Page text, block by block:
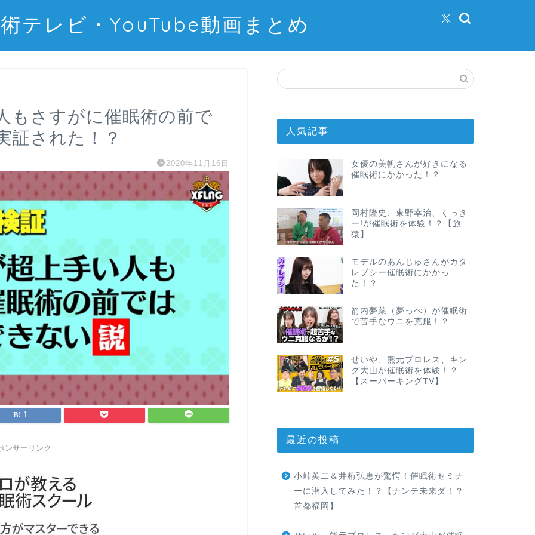
テレビ・YouTube動画まとめ
もさすがに催眠術の前で
証された！？
2020年11月16日
1
ンサーリンク
人気記事
女優の美帆さんが好きになる
催眠術にかかった！？
岡村隆史、東野幸治、くっき
ー!が催眠術を体験！？【旅
猿】
モデルのあんじゅさんがカタ
レプシー催眠術にかかっ
た！？
箭内夢菜（夢っぺ）が催眠術
で苦手なウニを克服！？
せいや、熊元プロレス、キン
グ大山が催眠術を体験！？
【スーパーキングTV】
最近の投稿
小峠英二＆井桁弘恵が驚愕！催眠術セミナ
ーに潜入してみた！？【ナンテ未来ダ！？
首都福岡】